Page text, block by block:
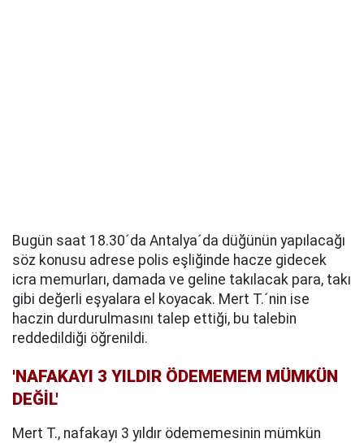
Bugün saat 18.30´da Antalya´da düğünün yapılacağı
söz konusu adrese polis eşliğinde hacze gidecek
icra memurları, damada ve geline takılacak para, takı
gibi değerli eşyalara el koyacak. Mert T.´nin ise
haczin durdurulmasını talep ettiği, bu talebin
reddedildiği öğrenildi.
'NAFAKAYI 3 YILDIR ÖDEMEMEM MÜMKÜN
DEĞİL'
Mert T., nafakayı 3 yıldır ödememesinin mümkün